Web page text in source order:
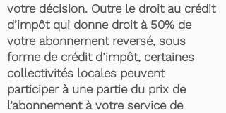
votre décision. Outre le droit au crédit
d’impôt qui donne droit à 50% de
votre abonnement reversé, sous
forme de crédit d’impôt, certaines
collectivités locales peuvent
participer à une partie du prix de
l’abonnement à votre service de